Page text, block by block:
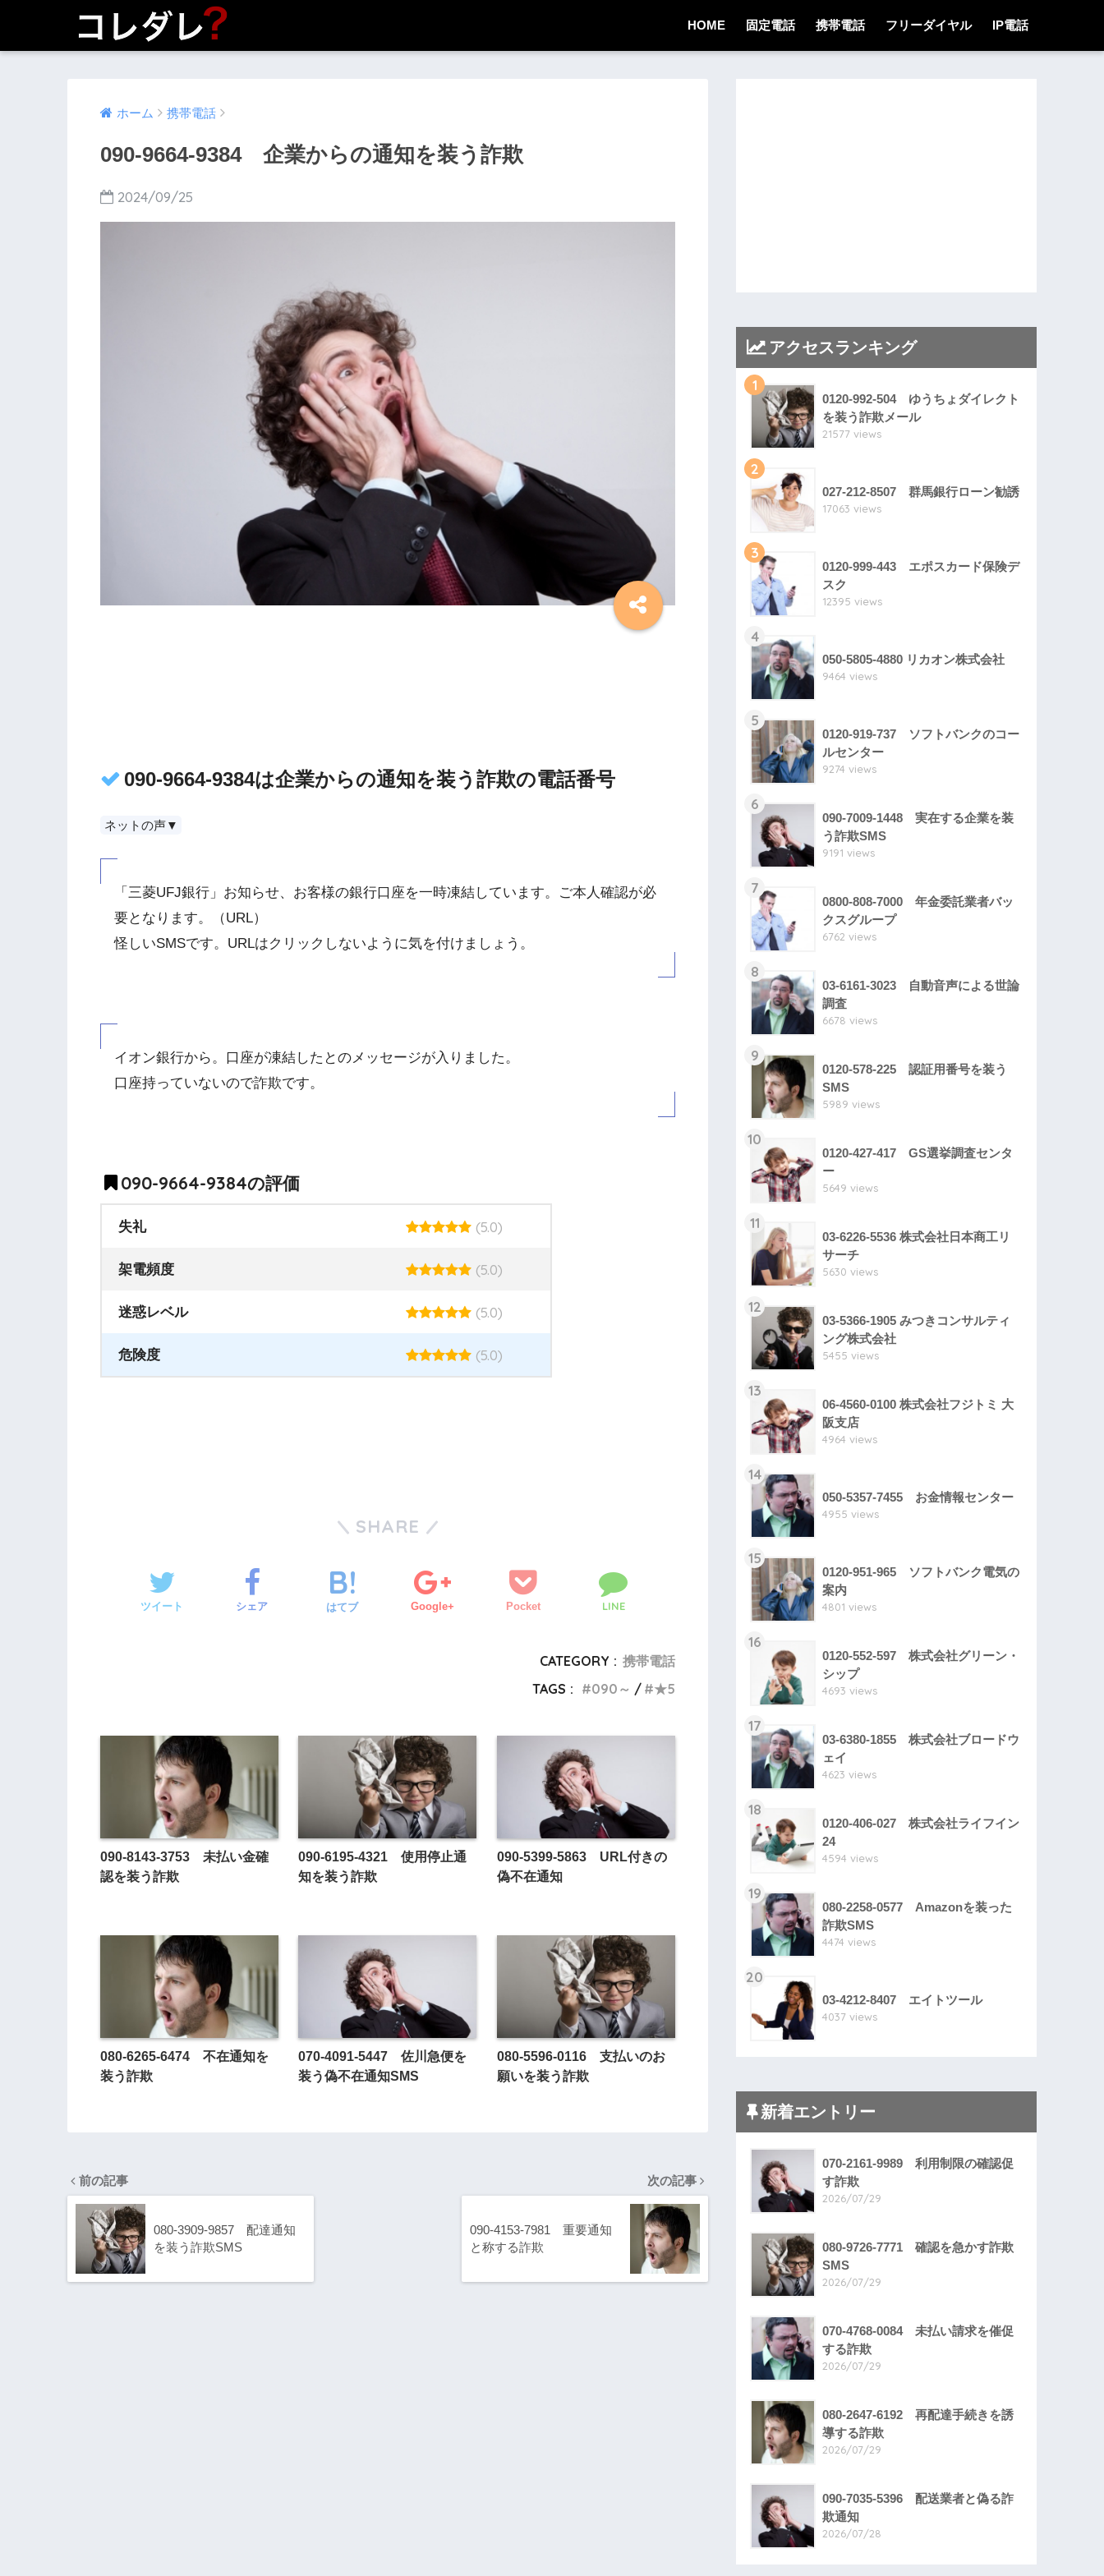
HOME 固定電話 携帯電話 フリーダイヤル IP電話
ホーム 携帯電話
090-9664-9384 企業からの通知を装う詐欺
2024/09/25
090-9664-9384は企業からの通知を装う詐欺の電話番号
ネットの声▼
「三菱UFJ銀行」お知らせ、お客様の銀行口座を一時凍結しています。ご本人確認が必
要となります。（URL）
怪しいSMSです。URLはクリックしないように気を付けましょう。
イオン銀行から。口座が凍結したとのメッセージが入りました。
口座持っていないので詐欺です。
090-9664-9384の評価
失礼 (5.0)
架電頻度 (5.0)
迷惑レベル (5.0)
危険度 (5.0)
SHARE
ツイート シェア はてブ Google+ Pocket LINE
CATEGORY : 携帯電話
TAGS :
090～ ★5
090-8143-3753 未払い金確
認を装う詐欺
090-6195-4321 使用停止通
知を装う詐欺
090-5399-5863 URL付きの
偽不在通知
080-6265-6474 不在通知を
装う詐欺
070-4091-5447 佐川急便を
装う偽不在通知SMS
080-5596-0116 支払いのお
願いを装う詐欺
前の記事
080-3909-9857 配達通知
を装う詐欺SMS
次の記事
090-4153-7981 重要通知
と称する詐欺
アクセスランキング
1
0120-992-504 ゆうちょダイレクト
を装う詐欺メール
21577 views
2
027-212-8507 群馬銀行ローン勧誘
17063 views
3
0120-999-443 エポスカード保険デ
スク
12395 views
4
050-5805-4880 リカオン株式会社
9464 views
5
0120-919-737 ソフトバンクのコー
ルセンター
9274 views
6
090-7009-1448 実在する企業を装
う詐欺SMS
9191 views
7
0800-808-7000 年金委託業者バッ
クスグループ
6762 views
8
03-6161-3023 自動音声による世論
調査
6678 views
9
0120-578-225 認証用番号を装う
SMS
5989 views
10
0120-427-417 GS選挙調査センタ
ー
5649 views
11
03-6226-5536 株式会社日本商工リ
サーチ
5630 views
12
03-5366-1905 みつきコンサルティ
ング株式会社
5455 views
13
06-4560-0100 株式会社フジトミ 大
阪支店
4964 views
14
050-5357-7455 お金情報センター
4955 views
15
0120-951-965 ソフトバンク電気の
案内
4801 views
16
0120-552-597 株式会社グリーン・
シップ
4693 views
17
03-6380-1855 株式会社ブロードウ
ェイ
4623 views
18
0120-406-027 株式会社ライフイン
24
4594 views
19
080-2258-0577 Amazonを装った
詐欺SMS
4474 views
20
03-4212-8407 エイトツール
4037 views
新着エントリー
070-2161-9989 利用制限の確認促
す詐欺
2026/07/29
080-9726-7771 確認を急かす詐欺
SMS
2026/07/29
070-4768-0084 未払い請求を催促
する詐欺
2026/07/29
080-2647-6192 再配達手続きを誘
導する詐欺
2026/07/29
090-7035-5396 配送業者と偽る詐
欺通知
2026/07/28